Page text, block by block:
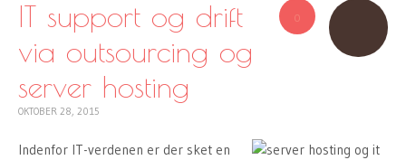
0
IT support og drift
via outsourcing og
server hosting
OKTOBER 28, 2015
Indenfor IT-verdenen er der sket en